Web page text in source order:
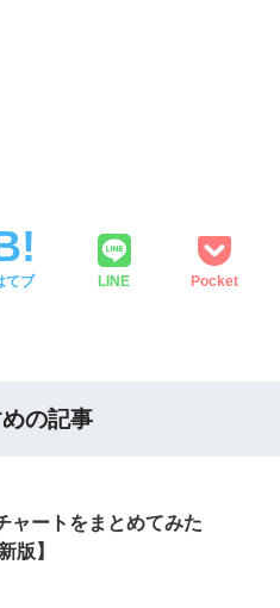
てブ LINE Pocket
の記事
ャートをまとめてみた
版】